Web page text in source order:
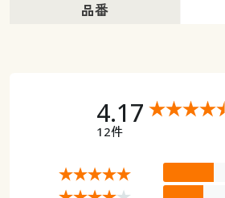
品番
4.17
12件